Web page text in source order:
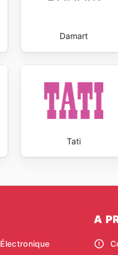
Damart
Tati
Électronique
A